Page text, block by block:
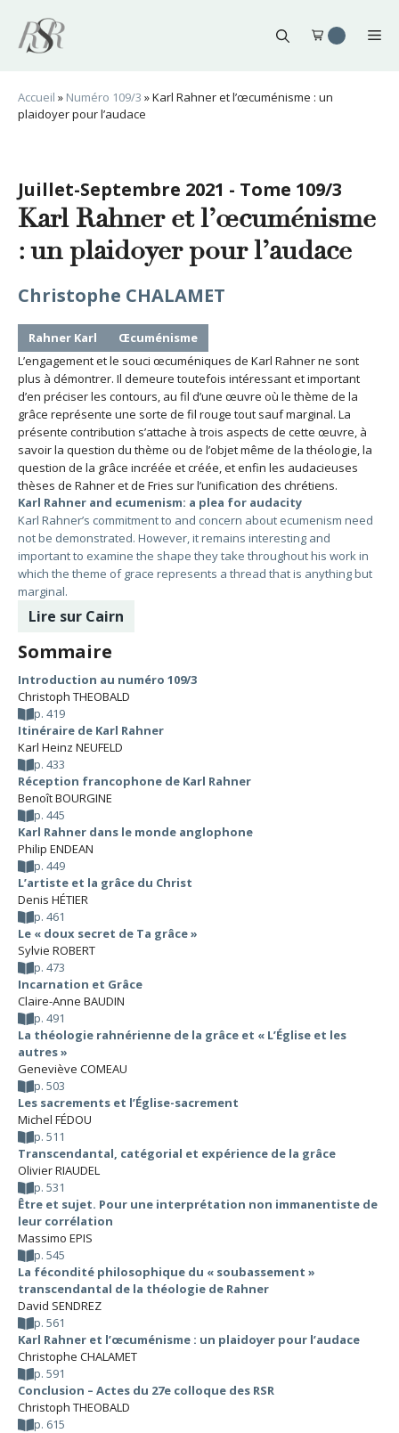
contenu
Accueil » Numéro 109/3 »Karl Rahner et l’œcuménisme : un
plaidoyer pour l’audace
Juillet-Septembre 2021 - Tome 109/3
Karl Rahner et l’œcuménisme
: un plaidoyer pour l’audace
Christophe CHALAMET
Rahner Karl
Œcuménisme
L’engagement et le souci œcuméniques de Karl Rahner ne sont
plus à démontrer. Il demeure toutefois intéressant et important
d’en préciser les contours, au fil d’une œuvre où le thème de la
grâce représente une sorte de fil rouge tout sauf marginal. La
présente contribution s’attache à trois aspects de cette œuvre, à
savoir la question du thème ou de l’objet même de la théologie, la
question de la grâce incréée et créée, et enfin les audacieuses
thèses de Rahner et de Fries sur l’unification des chrétiens.
Karl Rahner and ecumenism: a plea for audacity
Karl Rahner’s commitment to and concern about ecumenism need
not be demonstrated. However, it remains interesting and
important to examine the shape they take throughout his work in
which the theme of grace represents a thread that is anything but
marginal.
Lire sur Cairn
Sommaire
Introduction au numéro 109/3
Christoph THEOBALD
p. 419
Itinéraire de Karl Rahner
Karl Heinz NEUFELD
p. 433
Réception francophone de Karl Rahner
Benoît BOURGINE
p. 445
Karl Rahner dans le monde anglophone
Philip ENDEAN
p. 449
L’artiste et la grâce du Christ
Denis HÉTIER
p. 461
Le « doux secret de Ta grâce »
Sylvie ROBERT
p. 473
Incarnation et Grâce
Claire-Anne BAUDIN
p. 491
La théologie rahnérienne de la grâce et « L’Église et les
autres »
Geneviève COMEAU
p. 503
Les sacrements et l’Église-sacrement
Michel FÉDOU
p. 511
Transcendantal, catégorial et expérience de la grâce
Olivier RIAUDEL
p. 531
Être et sujet. Pour une interprétation non immanentiste de
leur corrélation
Massimo EPIS
p. 545
La fécondité philosophique du « soubassement »
transcendantal de la théologie de Rahner
David SENDREZ
p. 561
Karl Rahner et l’œcuménisme : un plaidoyer pour l’audace
Christophe CHALAMET
p. 591
Conclusion – Actes du 27e colloque des RSR
Christoph THEOBALD
p. 615